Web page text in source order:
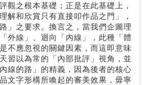
觀之根本基礎；正是在此基礎上，
解和欣賞只有直接叩作品之門」，
」之要求。換言之，當我們企圖理
外線」、迴向「內線」，此種「體
不應忽視的關鍵因素，而這即意味
習以為常的「內部批評」視角，並
線的路」的精義，因為後者的核心
文字形構所喚起的審美效果，毋寧